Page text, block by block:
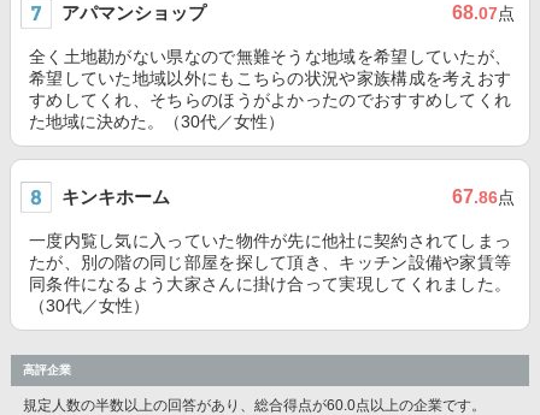
アパマンショップ 68.07点
全く土地勘がない県なので無難そうな地域を希望していたが、
希望していた地域以外にもこちらの状況や家族構成を考えおす
すめしてくれ、そちらのほうがよかったのでおすすめしてくれ
た地域に決めた。（30代／女性）
キンキホーム 67.86点
一度内覧し気に入っていた物件が先に他社に契約されてしまっ
たが、別の階の同じ部屋を探して頂き、キッチン設備や家賃等
同条件になるよう大家さんに掛け合って実現してくれました。
（30代／女性）
高評企業
規定人数の半数以上の回答があり、総合得点が60.0点以上の企業です。